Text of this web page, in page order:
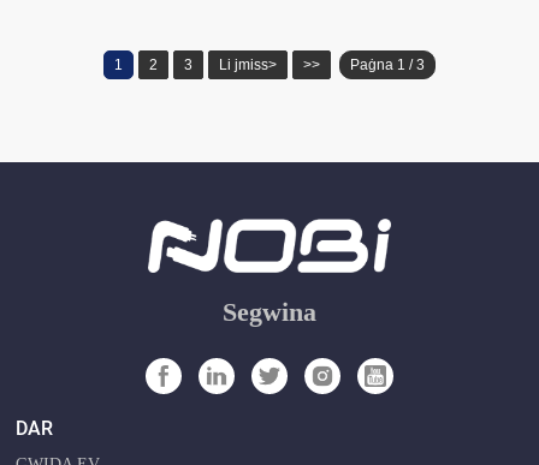
1 2 3 Li jmiss> >> Paġna 1 / 3
Segwina
DAR